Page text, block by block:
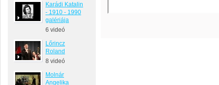
Karádi Katalin
- 1910 - 1990
galériája
6 videó
Lőrincz
Roland
8 videó
Molnár
Angelika